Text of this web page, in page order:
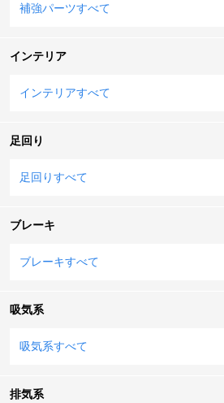
補強パーツすべて
インテリア
インテリアすべて
足回り
足回りすべて
ブレーキ
ブレーキすべて
吸気系
吸気系すべて
排気系